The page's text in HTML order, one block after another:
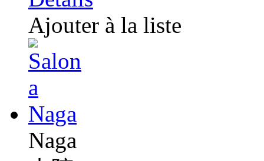
Ajouter à la liste
Naga